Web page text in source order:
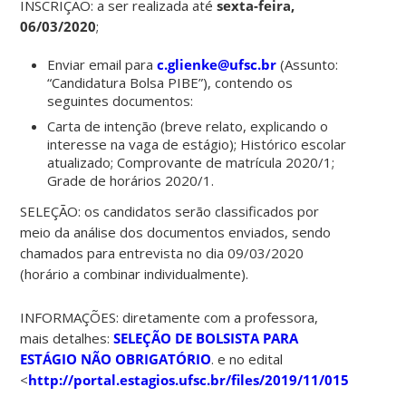
INSCRIÇÃO: a ser realizada atésexta-feira,
06/03/2020;
Enviar email parac.glienke@ufsc.br (Assunto:
“Candidatura Bolsa PIBE”), contendo os
seguintes documentos:
Carta de intenção (breve relato, explicando o
interesse na vaga de estágio); Histórico escolar
atualizado; Comprovante de matrícula 2020/1;
Grade de horários 2020/1.
SELEÇÃO: os candidatos serão classificados por
meio da análise dos documentos enviados, sendo
chamados para entrevista no dia 09/03/2020
(horário a combinar individualmente).
INFORMAÇÕES: diretamente com a professora,
mais detalhes:SELEÇÃO DE BOLSISTA PARA
ESTÁGIO NÃO OBRIGATÓRIO. e no edital
<http://portal.estagios.ufsc.br/files/2019/11/